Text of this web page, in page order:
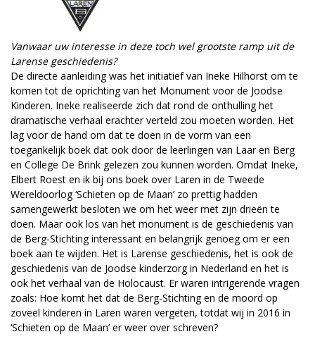
Vanwaar uw interesse in deze toch wel grootste ramp uit de
Larense geschiedenis?
De directe aanleiding was het initiatief van Ineke Hilhorst om te
komen tot de oprichting van het Monument voor de Joodse
Kinderen. Ineke realiseerde zich dat rond de onthulling het
dramatische verhaal erachter verteld zou moeten worden. Het
lag voor de hand om dat te doen in de vorm van een
toegankelijk boek dat ook door de leerlingen van Laar en Berg
en College De Brink gelezen zou kunnen worden. Omdat Ineke,
Elbert Roest en ik bij ons boek over Laren in de Tweede
Wereldoorlog ‘Schieten op de Maan’ zo prettig hadden
samengewerkt besloten we om het weer met zijn drieën te
doen. Maar ook los van het monument is de geschiedenis van
de Berg-Stichting interessant en belangrijk genoeg om er een
boek aan te wijden. Het is Larense geschiedenis, het is ook de
geschiedenis van de Joodse kinderzorg in Nederland en het is
ook het verhaal van de Holocaust. Er waren intrigerende vragen
zoals: Hoe komt het dat de Berg-Stichting en de moord op
zoveel kinderen in Laren waren vergeten, totdat wij in 2016 in
‘Schieten op de Maan’ er weer over schreven?